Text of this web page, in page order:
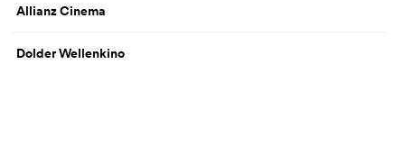
Allianz Cinema
Dolder Wellenkino